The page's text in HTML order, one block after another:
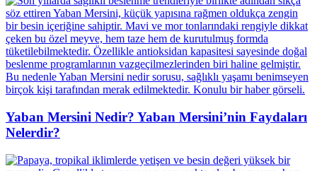
Yaban Mersini Nedir? Yaban Mersini’nin Faydaları
Nelerdir?